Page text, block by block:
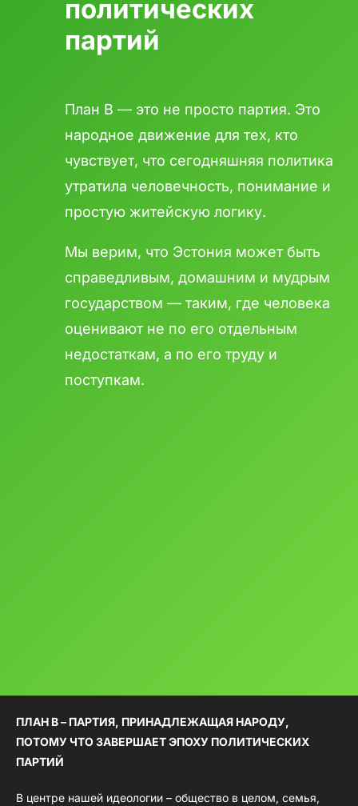
политических
партий
План B — это не просто партия. Это
народное движение для тех, кто
чувствует, что сегодняшняя политика
утратила человечность, понимание и
простую житейскую логику.
Мы верим, что Эстония может быть
справедливым, домашним и мудрым
государством — таким, где человека
оценивают не по его отдельным
недостаткам, а по его труду и
поступкам.
ПЛАН B – ПАРТИЯ, ПРИНАДЛЕЖАЩАЯ НАРОДУ,
ПОТОМУ ЧТО ЗАВЕРШАЕТ ЭПОХУ ПОЛИТИЧЕСКИХ
ПАРТИЙ
В центре нашей идеологии – общество в целом, семья,